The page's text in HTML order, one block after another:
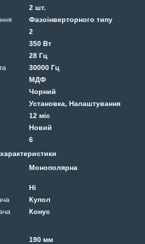
2 шт.
Фазоінверторного типу
2
350 Вт
28 Гц
30000 Гц
МДФ
Чорний
Установка, Налаштування
12 міс
Новий
6
Монополярна
Ні
Купол
Конус
190 мм